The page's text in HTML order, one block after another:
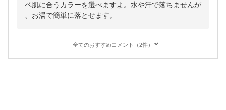
ベ肌に合うカラーを選べますよ。水や汗で落ちませんが
、お湯で簡単に落とせます。
全てのおすすめコメント（2件）